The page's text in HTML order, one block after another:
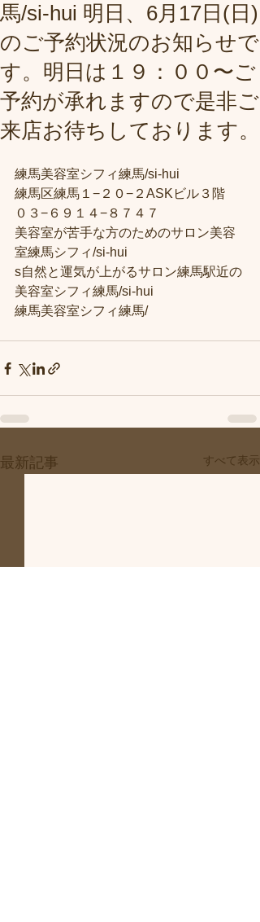
馬/si-hui 明日、6月17日(日)
のご予約状況のお知らせで
す。明日は１９：００〜ご
予約が承れますので是非ご
来店お待ちしております。
練馬美容室シフィ練馬/si-hui
練馬区練馬１−２０−２ASKビル３階
０３−６９１４−８７４７
美容室が苦手な方のためのサロン美容
室練馬シフィ/si-hui
s自然と運気が上がるサロン練馬駅近の
美容室シフィ練馬/si-hui
練馬美容室シフィ練馬/
最新記事 すべて表示